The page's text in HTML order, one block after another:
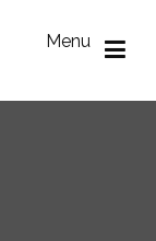
Menu